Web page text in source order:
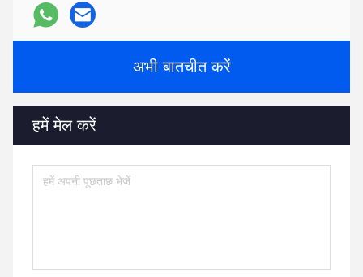
अभी बातचीत करें
हमें मेल करें